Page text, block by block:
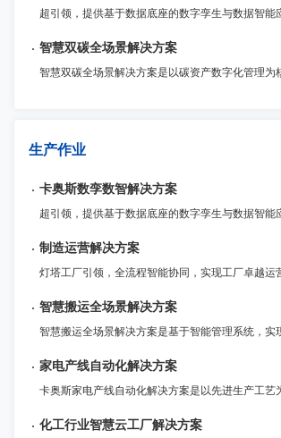
智慧双碳全场景解决方案
生产作业
卡奥斯数孪数智解决方案
制造运营解决方案
智慧搬运全场景解决方案
家电产线自动化解决方案
化工行业智慧云工厂解决方案